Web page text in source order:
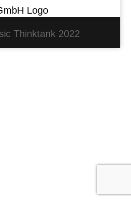
Logo
Thinktank 2022